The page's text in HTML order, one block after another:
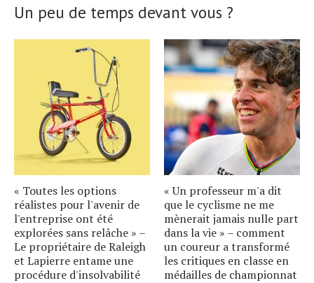
Un peu de temps devant vous ?
« Toutes les options
réalistes pour l'avenir de
l'entreprise ont été
explorées sans relâche » –
Le propriétaire de Raleigh
et Lapierre entame une
procédure d'insolvabilité
« Un professeur m'a dit
que le cyclisme ne me
mènerait jamais nulle part
dans la vie » – comment
un coureur a transformé
les critiques en classe en
médailles de championnat